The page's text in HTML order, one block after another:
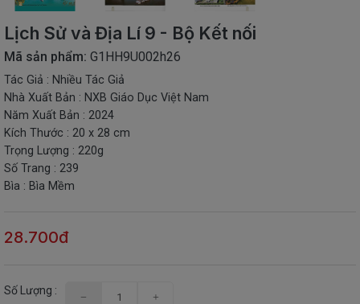
DÙNG
SINH
QUÀ
TẶNG
-
ĐỒ
CHƠI
THIẾT
BỊ
-
Lịch Sử và Địa Lí 9 - Bộ Kết nối
Mã sản phẩm: G1HH9U002h26
Tác Giả : Nhiều Tác Giả
Nhà Xuất Bản : NXB Giáo Dục Việt Nam
Năm Xuất Bản : 2024
Kích Thước : 20 x 28 cm
Trọng Lượng : 220g
Số Trang : 239
Bìa : Bìa Mềm
28.700đ
Số Lượng :